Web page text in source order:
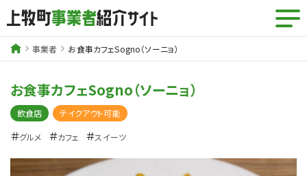
事業者 お食事カフェSogno（ソーニョ）
お食事カフェSogno（ソーニョ）
飲食店 テイクアウト可能
＃グルメ ＃カフェ ＃スイーツ